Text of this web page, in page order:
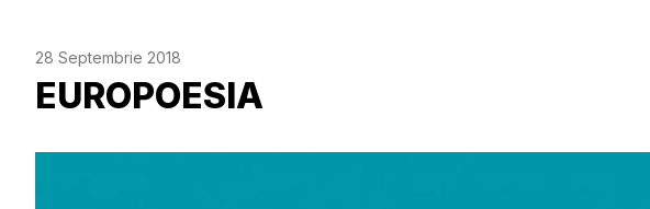
28 Septembrie 2018
EUROPOESIA